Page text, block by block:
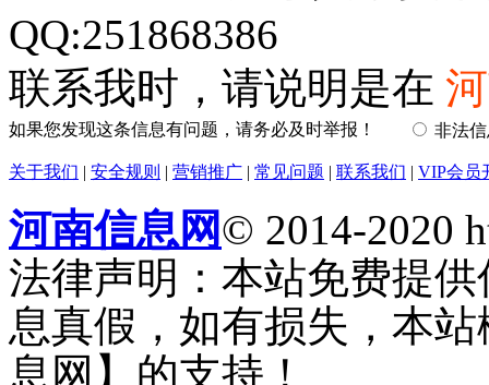
QQ:251868386
联系我时，请说明是在
如果您发现这条信息有问题，请务必及时举报！ 非法
关于我们 | 安全规则 | 营销推广 | 常见问题 | 联系我们 | VIP会员
河南信息网© 2014-2020
法律声明：本站免费提
息真假，如有损失，本
息网】的支持！